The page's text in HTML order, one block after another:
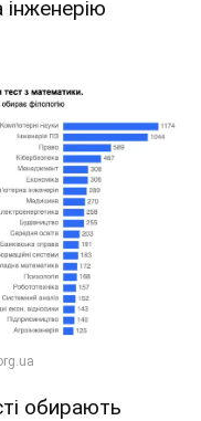
інженерію
обирають